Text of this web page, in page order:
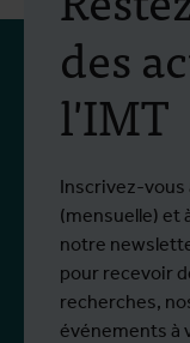
lutte
virus du
Du 6 au 17
de l'Unité
participé à un
spécialisé
Grèce, grâce
mobilité
des
l'IMT
Inscrivez-vous
(mensuelle) et
notre
pour recevoir
recherches,
événements à